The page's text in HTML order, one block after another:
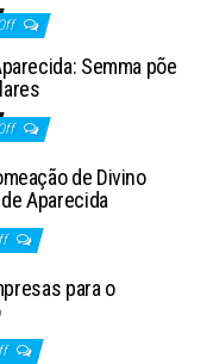
Semma põe
de Divino
Aparecida
para o